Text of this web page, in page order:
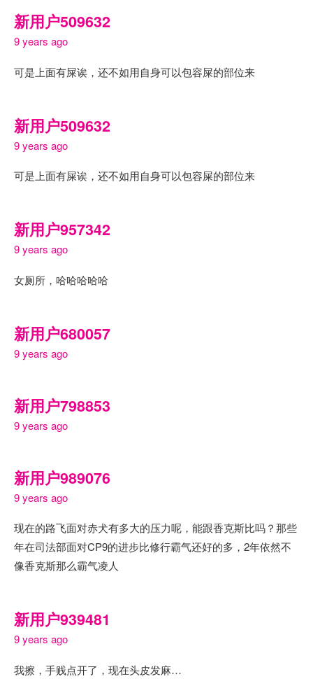
新用户509632
9 years ago
可是上面有屎诶，还不如用自身可以包容屎的部位来
新用户509632
9 years ago
可是上面有屎诶，还不如用自身可以包容屎的部位来
新用户957342
9 years ago
女厕所，哈哈哈哈哈
新用户680057
9 years ago
新用户798853
9 years ago
新用户989076
9 years ago
现在的路飞面对赤犬有多大的压力呢，能跟香克斯比吗？那些
年在司法部面对CP9的进步比修行霸气还好的多，2年依然不
像香克斯那么霸气凌人
新用户939481
9 years ago
我擦，手贱点开了，现在头皮发麻…